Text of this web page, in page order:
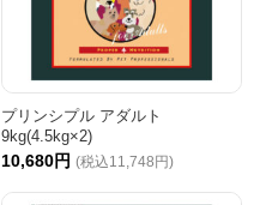
プリンシプル アダルト
9kg(4.5kg×2)
10,680円 (税込11,748円)